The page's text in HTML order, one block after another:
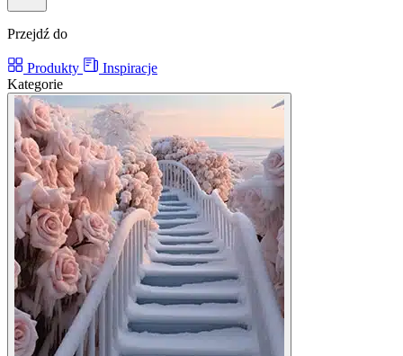
Przejdź do
Produkty
Inspiracje
Kategorie